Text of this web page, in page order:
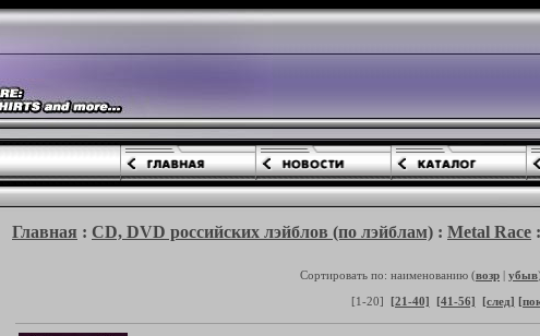
Главная : CD, DVD российских лэйблов (по лэйблам) : Metal Race :
Сортировать по: наименованию (возр | убыв
[1-20] [21-40] [41-56] [след]